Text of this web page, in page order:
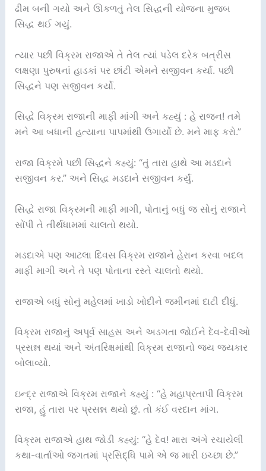
ઢીમ બની ગયો અને ઊકળતું તેલ સિદ્ધની યોજના મુજબ
સિદ્ધ થઈ ગયું.
ત્યાર પછી વિક્રમ રાજાએ તે તેલ ત્યાં પડેલ દરેક બત્રીસ
લક્ષણા પુરુષનાં હાડકાં પર છાંટી એમને સજીવન કર્યા. પછી
સિદ્ધને પણ સજીવન કર્યો.
સિદ્ધે વિક્રમ રાજાની માફી માંગી અને કહ્યું : હે રાજન! તમે
મને આ બધાની હત્યાના પાપમાંથી ઉગાર્યો છે. મને માફ કરો.”
રાજા વિક્રમે પછી સિદ્ધને કહ્યું: “તું તારા હાથે આ મડદાને
સજીવન કર.” અને સિદ્ધ મડદાને સજીવન કર્યું.
સિદ્ધે રાજા વિક્રમની માફી માગી, પોતાનું બધું જ સોનું રાજાને
સોંપી તે તીર્થધામમાં ચાલતો થયો.
મડદાએ પણ આટલા દિવસ વિક્રમ રાજાને હેરાન કરવા બદલ
માફી માગી અને તે પણ પોતાના રસ્તે ચાલતો થયો.
રાજાએ બધું સોનું મહેલમાં ખાડો ખોદીને જમીનમાં દાટી દીધું.
વિક્રમ રાજાનું અપૂર્વ સાહસ અને અડગતા જોઈને દેવ-દેવીઓ
પ્રસન્ન થયાં અને અંતરિક્ષમાંથી વિક્રમ રાજાનો જય જયકાર
બોલાવ્યો.
ઇન્દ્ર રાજાએ વિક્રમ રાજાને કહ્યું : “હે મહાપ્રતાપી વિક્રમ
રાજા, હું તારા પર પ્રસન્ન થયો છું. તો કંઈ વરદાન માંગ.
વિક્રમ રાજાએ હાથ જોડી કહ્યું: “હે દેવ! મારા અંગે રચાયેલી
કથા-વાર્તાઓ જગતમાં પ્રસિદ્ધિ પામે એ જ મારી ઇચ્છા છે.”